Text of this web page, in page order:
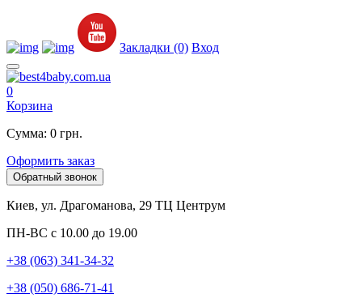
Закладки (0) Вход
0
Корзина
Сумма: 0 грн.
Оформить заказ
Обратный звонок
Киев, ул. Драгоманова, 29 ТЦ Центрум
ПН-ВС с 10.00 до 19.00
+38 (063) 341-34-32
+38 (050) 686-71-41